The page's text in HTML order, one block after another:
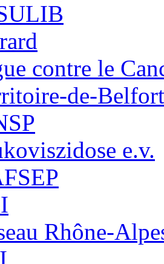
contre le
de-Belfort
e.v.
Rhône-